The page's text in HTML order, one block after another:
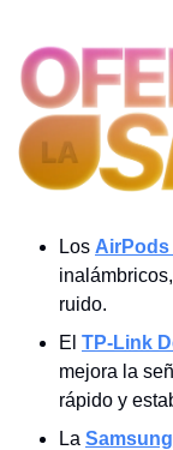
Los AirPods
ruido.
El TP-Link
mejora la
rápido y
La